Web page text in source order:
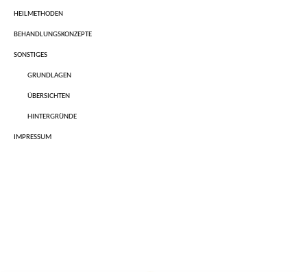
HEILMETHODEN
BEHANDLUNGSKONZEPTE
SONSTIGES
GRUNDLAGEN
ÜBERSICHTEN
HINTERGRÜNDE
IMPRESSUM